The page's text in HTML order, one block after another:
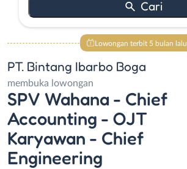
Lowongan terbit 5 bulan lalu
PT. Bintang Ibarbo Boga
membuka lowongan
SPV Wahana - Chief
Accounting - OJT
Karyawan - Chief
Engineering